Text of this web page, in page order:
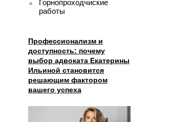
Горнопроходчиские
работы
Профессионализм и
доступность: почему
выбор адвоката Екатерины
Ильиной становится
решающим фактором
вашего успеха